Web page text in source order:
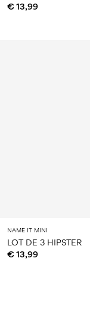
€ 13,99
NAME IT MINI
LOT DE 3 HIPSTER
€ 13,99